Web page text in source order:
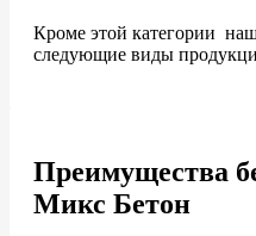
Кроме этой категории
следующие виды
Преимущества
Микс Бетон